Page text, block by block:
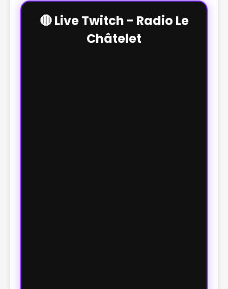
🔴 Live Twitch - Radio Le
Châtelet